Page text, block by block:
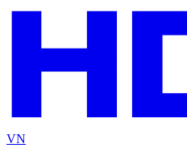
VN